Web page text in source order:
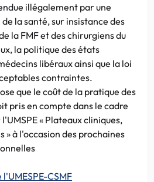
illégalement par une
la santé, sur insistance des
la FMF et des chirurgiens du
la politique des états
libéraux ainsi que la loi
contraintes.
que le coût de la pratique des
pris en compte dans le cadre
« Plateaux cliniques,
» à l'occasion des prochaines
CSMF